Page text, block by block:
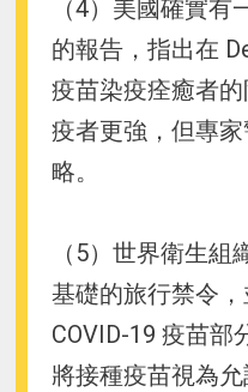
（4）美國確實有
的報告，指出在
疫苗染疫痊癒者
疫者更強，但專
略。
（5）世界衛生
基礎的旅行禁令
COVID-19 疫苗部
將接種疫苗視為